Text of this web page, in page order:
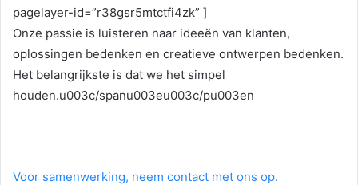
pagelayer-id=”r38gsr5mtctfi4zk” ]
Onze passie is luisteren naar ideeën van klanten,
oplossingen bedenken en creatieve ontwerpen bedenken.
Het belangrijkste is dat we het simpel
houden.u003c/spanu003eu003c/pu003en
Voor samenwerking, neem contact met ons op.